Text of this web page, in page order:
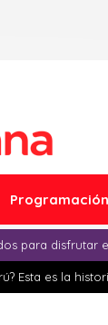
Programación
para disfrutar
Esta es la